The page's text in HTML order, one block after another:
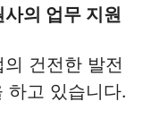
의 업무 지원
건전한 발전
하고 있습니다.